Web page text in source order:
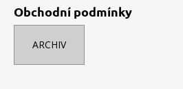
Obchodní podmínky
ARCHIV